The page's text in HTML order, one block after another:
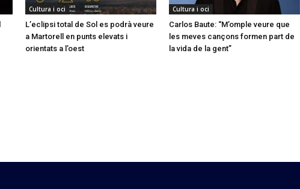
Cultura i oci
L’eclipsi total de Sol es podrà veure
a Martorell en punts elevats i
orientats a l’oest
Cultura i oci
Carlos Baute: “M’omple veure que
les meves cançons formen part de
la vida de la gent”